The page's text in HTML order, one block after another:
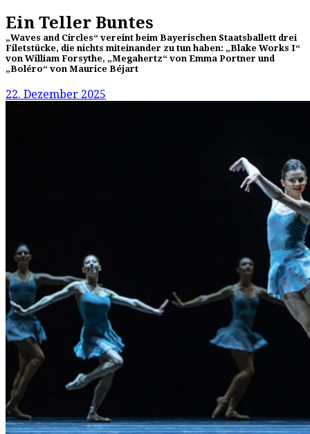
Ein Teller Buntes
„Waves and Circles“ vereint beim Bayerischen Staatsballett drei
Filetstücke, die nichts miteinander zu tun haben: „Blake Works I“
von William Forsythe, „Megahertz“ von Emma Portner und
„Boléro“ von Maurice Béjart
22. Dezember 2025